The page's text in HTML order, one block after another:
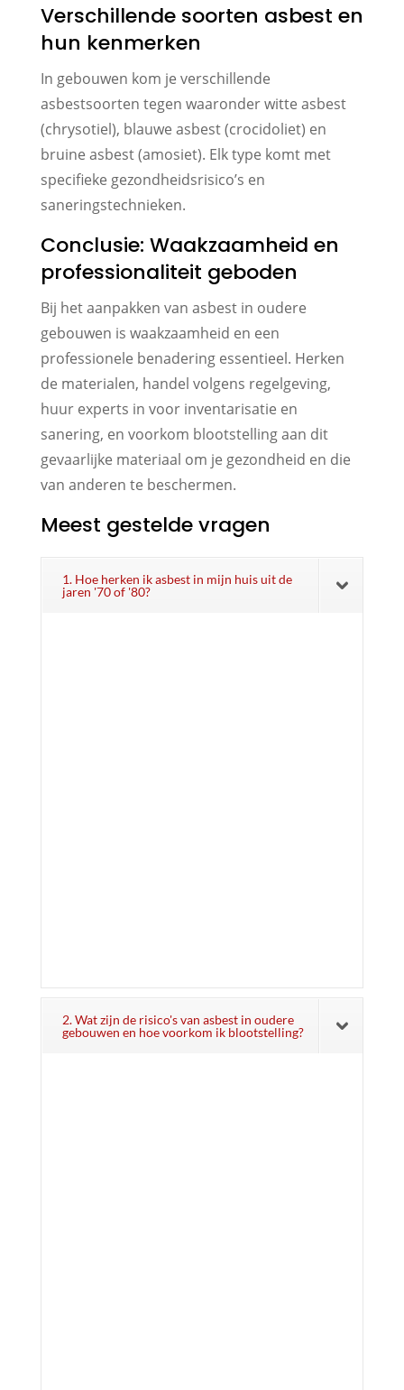
Verschillende soorten asbest en
hun kenmerken
In gebouwen kom je verschillende
asbestsoorten tegen waaronder witte asbest
(chrysotiel), blauwe asbest (crocidoliet) en
bruine asbest (amosiet). Elk type komt met
specifieke gezondheidsrisico’s en
saneringstechnieken.
Conclusie: Waakzaamheid en
professionaliteit geboden
Bij het aanpakken van asbest in oudere
gebouwen is waakzaamheid en een
professionele benadering essentieel. Herken
de materialen, handel volgens regelgeving,
huur experts in voor inventarisatie en
sanering, en voorkom blootstelling aan dit
gevaarlijke materiaal om je gezondheid en die
van anderen te beschermen.
Meest gestelde vragen
1. Hoe herken ik asbest in mijn huis uit de
jaren '70 of '80?
2. Wat zijn de risico's van asbest in oudere
gebouwen en hoe voorkom ik blootstelling?